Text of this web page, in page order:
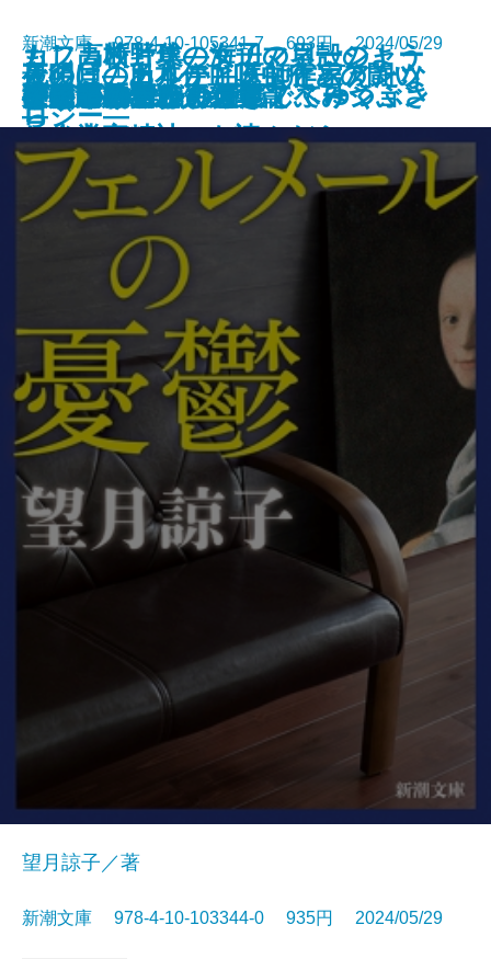
夜が明ける
もし高校野球の女子マネージャー
がドラッカーの『イノベーション
と企業家精神』を読んだら
ひとりでカラカサさしてゆく
ガイズ＆ドールズ
ぼくの哲学
カフカ断片集―海辺の貝殻のよう
にうつろで、ひと足でふみつぶさ
れそうだ―
天狗屋敷の殺人
夜明けのカルテ―医師作家アンソ
ロジー―
最後に「ありがとう」と言えたな
ら
祈願成就
新潮文庫 978-4-10-105341-7 693円 2024/05/29
文庫電子書籍あり
フェルメールの憂鬱
望月諒子／著
新潮文庫 978-4-10-103344-0 935円 2024/05/29
神の悪手
こころの散歩
ここに物語が
身代りの女
ブラームスはお好き
決定版カフカ短編集
イデアの再臨
公孫龍 巻二 赤龍篇
死の貝―日本住血吸虫症との闘い
―